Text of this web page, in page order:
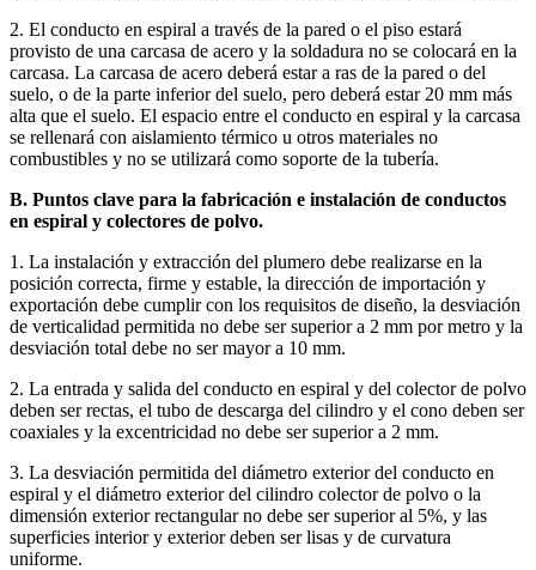
2. El conducto en espiral a través de la pared o el piso estará
provisto de una carcasa de acero y la soldadura no se colocará en la
carcasa. La carcasa de acero deberá estar a ras de la pared o del
suelo, o de la parte inferior del suelo, pero deberá estar 20 mm más
alta que el suelo. El espacio entre el conducto en espiral y la carcasa
se rellenará con aislamiento térmico u otros materiales no
combustibles y no se utilizará como soporte de la tubería.
B. Puntos clave para la fabricación e instalación de conductos
en espiral y colectores de polvo.
1. La instalación y extracción del plumero debe realizarse en la
posición correcta, firme y estable, la dirección de importación y
exportación debe cumplir con los requisitos de diseño, la desviación
de verticalidad permitida no debe ser superior a 2 mm por metro y la
desviación total debe no ser mayor a 10 mm.
2. La entrada y salida del conducto en espiral y del colector de polvo
deben ser rectas, el tubo de descarga del cilindro y el cono deben ser
coaxiales y la excentricidad no debe ser superior a 2 mm.
3. La desviación permitida del diámetro exterior del conducto en
espiral y el diámetro exterior del cilindro colector de polvo o la
dimensión exterior rectangular no debe ser superior al 5%, y las
superficies interior y exterior deben ser lisas y de curvatura
uniforme.